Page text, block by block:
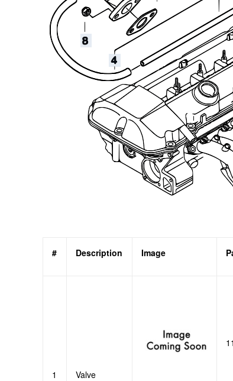
# Description Image
1 Valve